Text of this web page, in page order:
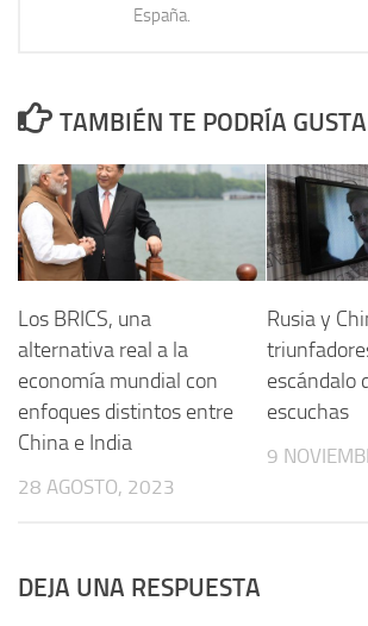
España.
TAMBIÉN TE PODRÍA
Los BRICS, una
alternativa real a la
economía mundial con
enfoques distintos entre
China e India
28 AGOSTO, 2023
Rusia y
escándalo
escuchas
9
DEJA UNA RESPUESTA